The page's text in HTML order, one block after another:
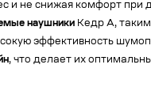
и не снижая комфорт при
наушники Кедр А,
эффективность
, что делает их